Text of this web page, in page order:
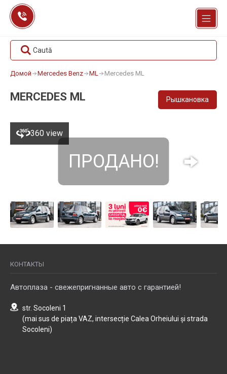
Перейти
содержанию
Caută
Домой Mercedes Benz ML Mercedes ML
MERCEDES ML Рышкановка
360 view
ПРОДАНО!
КОНТАКТЫ
Автоплаза - свежепригнанные авто с гарантией!
str. Socoleni 1
(mai sus de piața VAZ, intersecție Calea Orheiului și strada
Socoleni)